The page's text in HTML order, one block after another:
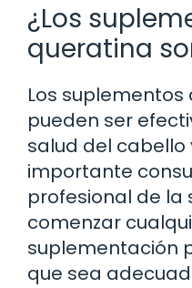
¿Los
queratina
Los
pueden ser
salud del cabello
importante
profesional de la
comenzar
suplementación
que sea